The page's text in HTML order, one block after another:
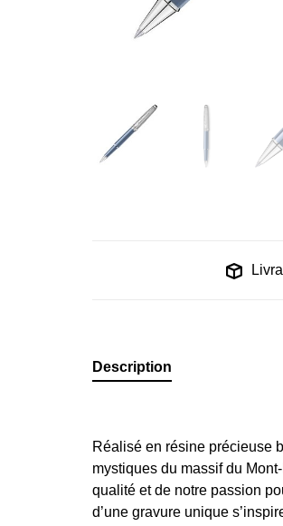
Description
Réalisé en résine précieuse
mystiques du massif du
qualité et de notre passion
d’une gravure unique